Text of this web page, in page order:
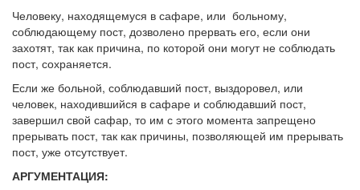
Человеку, находящемуся в сафаре, или больному,
соблюдающему пост, дозволено прервать его, если они
захотят, так как причина, по которой они могут не соблюдать
пост, сохраняется.
Если же больной, соблюдавший пост, выздоровел, или
человек, находившийся в сафаре и соблюдавший пост,
завершил свой сафар, то им с этого момента запрещено
прерывать пост, так как причины, позволяющей им прерывать
пост, уже отсутствует.
АРГУМЕНТАЦИЯ: